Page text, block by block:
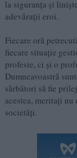
la siguranța și
adevărații eroi.
Fiecare oră
fiecare situație
profesie, ci și o
Dumneavoastră
sărbători să fie
acestea, meritați
societăți.